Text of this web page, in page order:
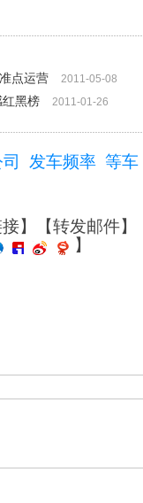
点运营
2011-05-08
黑榜 2011-01-26
发车频率 等车
】【转发邮件】
】